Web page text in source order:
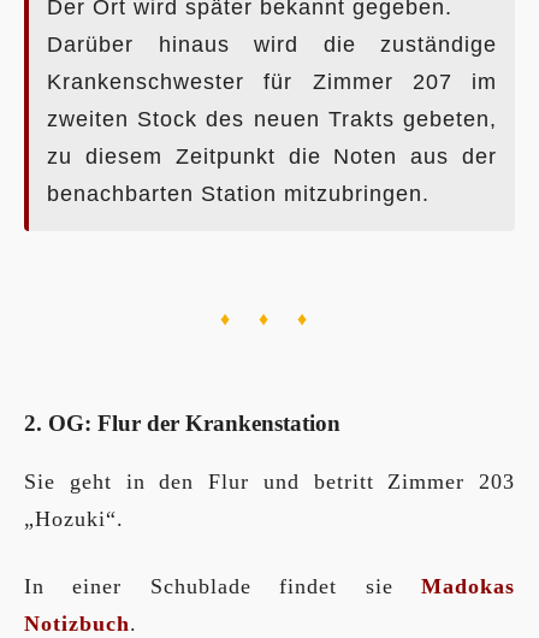
Der Ort wird später bekannt gegeben.
Darüber hinaus wird die zuständige
Krankenschwester für Zimmer 207 im
zweiten Stock des neuen Trakts gebeten,
zu diesem Zeitpunkt die Noten aus der
benachbarten Station mitzubringen.
♦ ♦ ♦
2. OG: Flur der Krankenstation
Sie geht in den Flur und betritt Zimmer 203
„Hozuki“.
In einer Schublade findet sie Madokas
Notizbuch.